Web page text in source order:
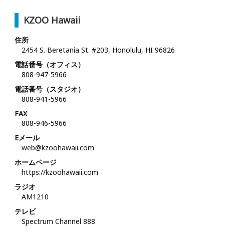
KZOO Hawaii
住所
2454 S. Beretania St. #203, Honolulu, HI 96826
電話番号（オフィス）
808-947-5966
電話番号（スタジオ）
808-941-5966
FAX
808-946-5966
Eメール
web@kzoohawaii.com
ホームページ
https://kzoohawaii.com
ラジオ
AM1210
テレビ
Spectrum Channel 888